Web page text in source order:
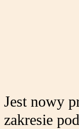
Jest nowy
zakresie